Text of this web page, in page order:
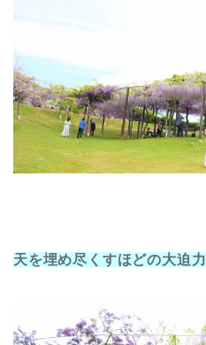
天を埋め尽くすほどの大迫力